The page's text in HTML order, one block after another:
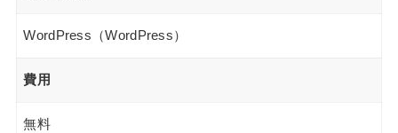
WordPress（WordPress）
費用
無料